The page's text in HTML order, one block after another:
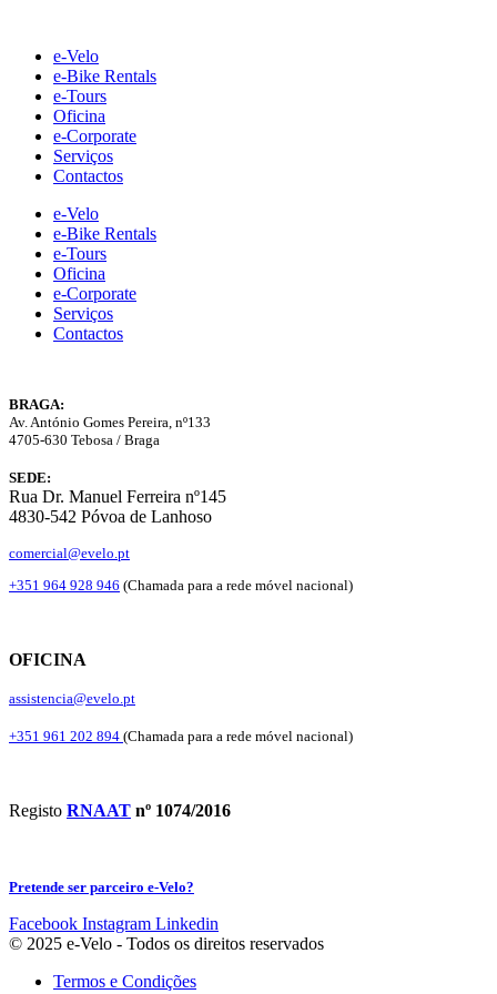
contente-Velo
e-Bike Rentals
e-Tours
Oficina
e-Corporate
Serviços
Contactos
e-Velo
e-Bike Rentals
e-Tours
Oficina
e-Corporate
Serviços
Contactos
BRAGA:
Av. António Gomes Pereira, nº133
4705-630 Tebosa / Braga
SEDE:
Rua Dr. Manuel Ferreira nº145
4830-542 Póvoa de Lanhoso
comercial@evelo.pt
+351 964 928 946 (Chamada para a rede móvel nacional)
OFICINA
assistencia@evelo.pt
+351 961 202 894 (Chamada para a rede móvel nacional)
Registo RNAAT nº 1074/2016
Pretende ser parceiro e-Velo?
Facebook Instagram Linkedin
© 2025 e-Velo - Todos os direitos reservados
Termos e Condições